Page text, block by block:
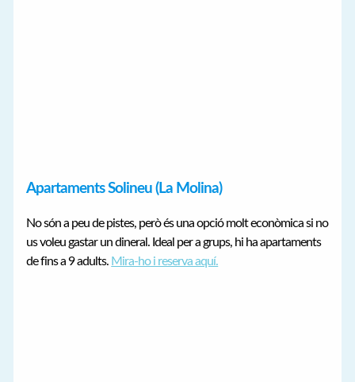
Apartaments Solineu (La Molina)
No són a peu de pistes, però és una opció molt econòmica si no
us voleu gastar un dineral. Ideal per a grups, hi ha apartaments
de fins a 9 adults. Mira-ho i reserva aquí.